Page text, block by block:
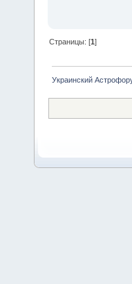
Страницы: [1]
Украинский